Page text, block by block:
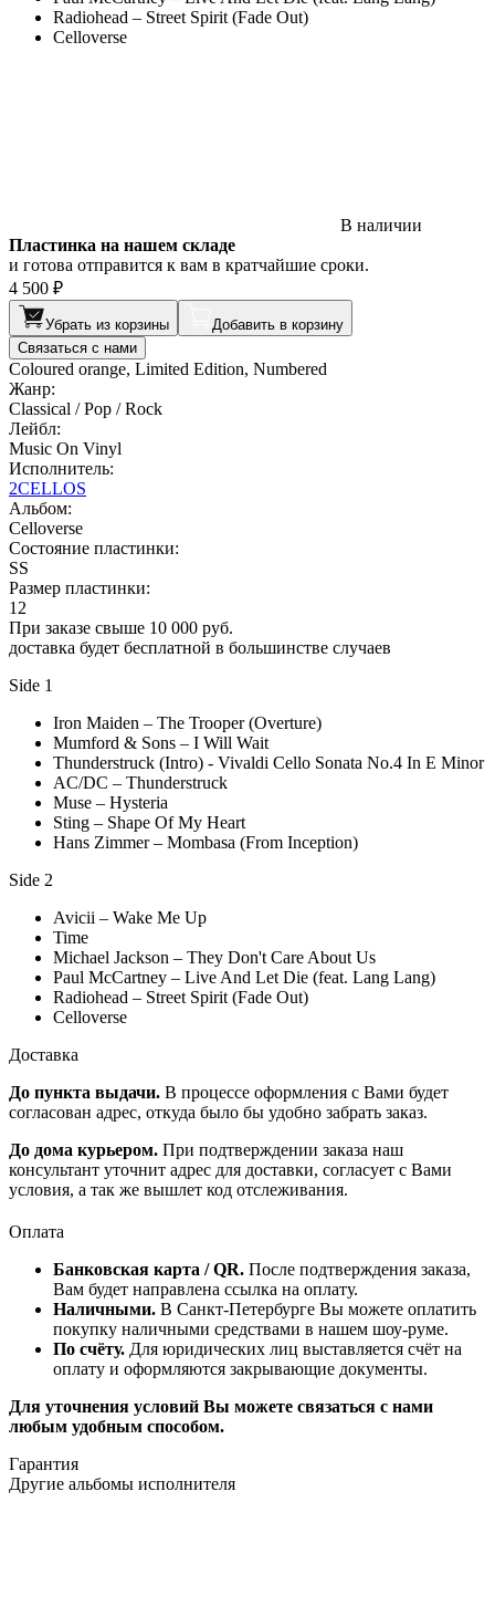
Radiohead – Street Spirit (Fade Out)
Celloverse
В наличии
Пластинка на нашем складе
и готова отправится к вам в кратчайшие сроки.
4 500 ₽
Убрать из корзины
Добавить в корзину
Связаться с нами
Coloured orange, Limited Edition, Numbered
Жанр:
Classical / Pop / Rock
Лейбл:
Music On Vinyl
Исполнитель:
2CELLOS
Альбом:
Celloverse
Состояние пластинки:
SS
Размер пластинки:
12
При заказе свыше 10 000 руб.
доставка будет бесплатной в большинстве случаев
Side 1
Iron Maiden – The Trooper (Overture)
Mumford & Sons – I Will Wait
Thunderstruck (Intro) - Vivaldi Cello Sonata No.4 In E Minor
AC/DC – Thunderstruck
Muse – Hysteria
Sting – Shape Of My Heart
Hans Zimmer – Mombasa (From Inception)
Side 2
Avicii – Wake Me Up
Time
Michael Jackson – They Don't Care About Us
Paul McCartney – Live And Let Die (feat. Lang Lang)
Radiohead – Street Spirit (Fade Out)
Celloverse
Доставка
До пункта выдачи. В процессе оформления с Вами будет
согласован адрес, откуда было бы удобно забрать заказ.
До дома курьером. При подтверждении заказа наш
консультант уточнит адрес для доставки, согласует с Вами
условия, а так же вышлет код отслеживания.
Оплата
Банковская карта / QR. После подтверждения заказа,
Вам будет направлена ссылка на оплату.
Наличными. В Санкт-Петербурге Вы можете оплатить
покупку наличными средствами в нашем шоу-руме.
По счёту. Для юридических лиц выставляется счёт на
оплату и оформляются закрывающие документы.
Для уточнения условий Вы можете связаться с нами
любым удобным способом.
Гарантия
Другие альбомы исполнителя